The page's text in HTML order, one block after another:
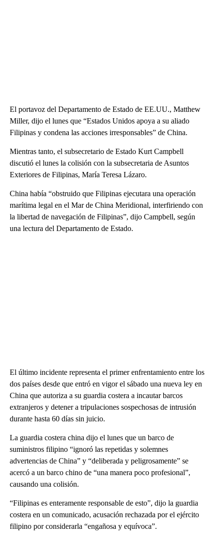
El portavoz del Departamento de Estado de EE.UU., Matthew
Miller, dijo el lunes que “Estados Unidos apoya a su aliado
Filipinas y condena las acciones irresponsables” de China.
Mientras tanto, el subsecretario de Estado Kurt Campbell
discutió el lunes la colisión con la subsecretaria de Asuntos
Exteriores de Filipinas, María Teresa Lázaro.
China había “obstruido que Filipinas ejecutara una operación
marítima legal en el Mar de China Meridional, interfiriendo con
la libertad de navegación de Filipinas”, dijo Campbell, según
una lectura del Departamento de Estado.
El último incidente representa el primer enfrentamiento entre los
dos países desde que entró en vigor el sábado una nueva ley en
China que autoriza a su guardia costera a incautar barcos
extranjeros y detener a tripulaciones sospechosas de intrusión
durante hasta 60 días sin juicio.
La guardia costera china dijo el lunes que un barco de
suministros filipino “ignoró las repetidas y solemnes
advertencias de China” y “deliberada y peligrosamente” se
acercó a un barco chino de “una manera poco profesional”,
causando una colisión.
“Filipinas es enteramente responsable de esto”, dijo la guardia
costera en un comunicado, acusación rechazada por el ejército
filipino por considerarla “engañosa y equívoca”.